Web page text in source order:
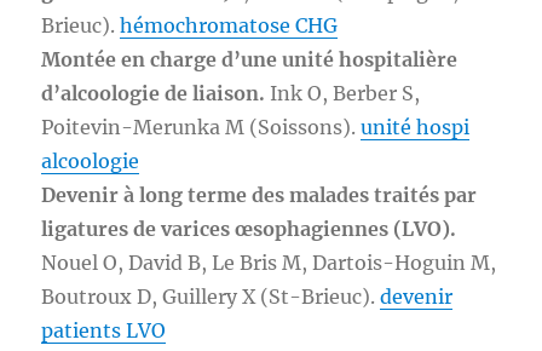
Brieuc).hémochromatose CHG
Montée en charge d’une unité hospitalière
d’alcoologie de liaison. Ink O, Berber S,
Poitevin-Merunka M (Soissons).unité hospi
alcoologie
Devenir à long terme des malades traités par
ligatures de varices œsophagiennes (LVO).
Nouel O, David B, Le Bris M, Dartois-Hoguin M,
Boutroux D, Guillery X (St-Brieuc).devenir
patients LVO